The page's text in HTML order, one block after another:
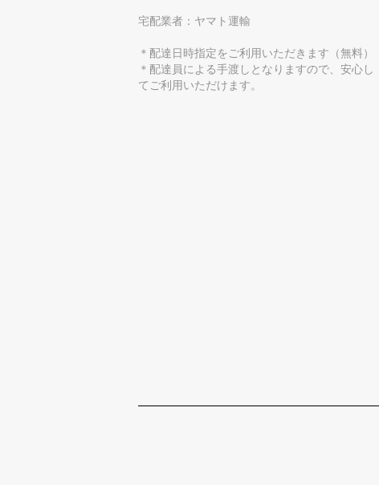
宅配業者：ヤマト運輸
＊配達日時指定をご利用いただきます（無料）
＊配達員による手渡しとなりますので、安心し
てご利用いただけます。